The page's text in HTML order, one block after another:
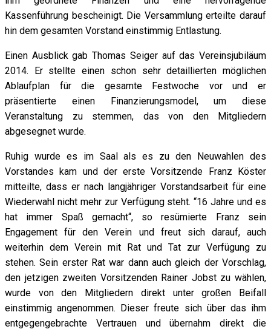
Kassenführung bescheinigt. Die Versammlung erteilte darauf
hin dem gesamten Vorstand einstimmig Entlastung.
Einen Ausblick gab Thomas Seiger auf das Vereinsjubiläum
2014. Er stellte einen schon sehr detaillierten möglichen
Ablaufplan für die gesamte Festwoche vor und er
präsentierte einen Finanzierungsmodel, um diese
Veranstaltung zu stemmen, das von den Mitgliedern
abgesegnet wurde.
Ruhig wurde es im Saal als es zu den Neuwahlen des
Vorstandes kam und der erste Vorsitzende Franz Köster
mitteilte, dass er nach langjähriger Vorstandsarbeit für eine
Wiederwahl nicht mehr zur Verfügung steht. “16 Jahre und es
hat immer Spaß gemacht“, so resümierte Franz sein
Engagement für den Verein und freut sich darauf, auch
weiterhin dem Verein mit Rat und Tat zur Verfügung zu
stehen. Sein erster Rat war dann auch gleich der Vorschlag,
den jetzigen zweiten Vorsitzenden Rainer Jobst zu wählen,
wurde von den Mitgliedern direkt unter großen Beifall
einstimmig angenommen. Dieser freute sich über das ihm
entgegengebrachte Vertrauen und übernahm direkt die